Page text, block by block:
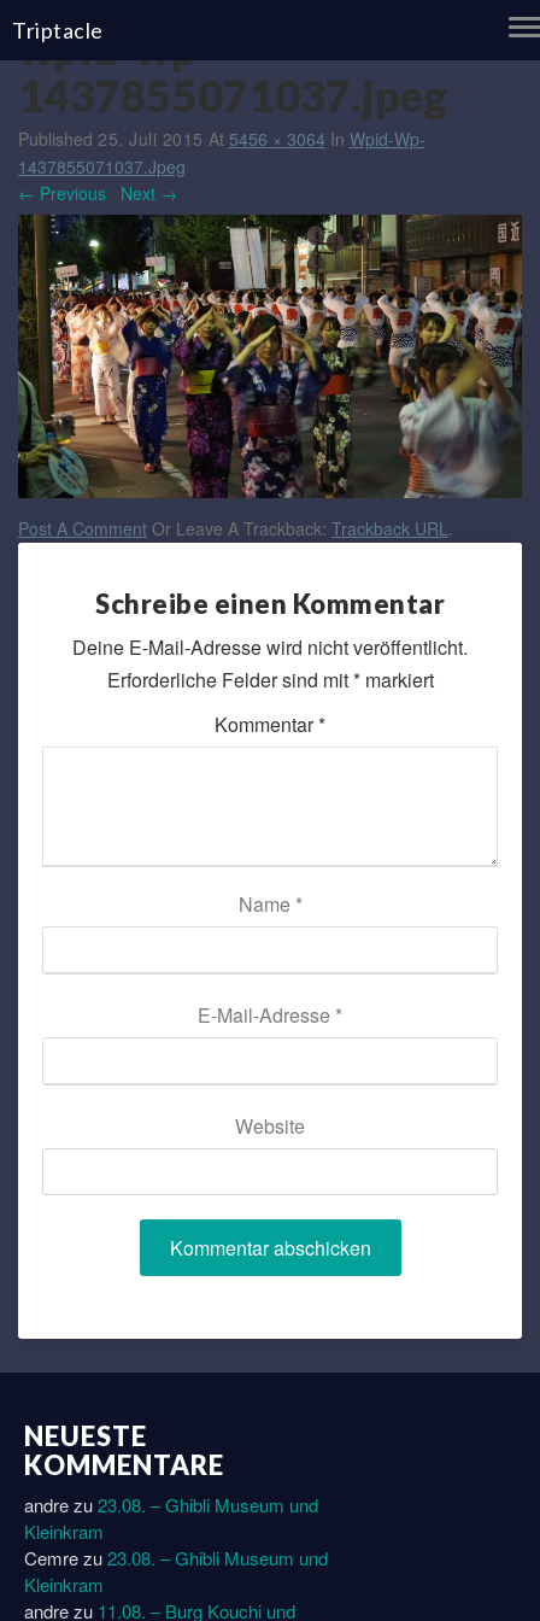
Triptacle
wpid-wp-
1437855071037.jpeg
Published 25. Juli 2015 At 5456 × 3064 In Wpid-Wp-
1437855071037.jpeg
← Previous
Next →
Post A Comment Or Leave A Trackback: Trackback URL
Schreibe einen Kommentar
Deine E-Mail-Adresse wird nicht veröffentlicht.
Erforderliche Felder sind mit*markiert
Kommentar*
Name *
E-Mail-Adresse *
Website
NEUESTE
KOMMENTARE
andrezu23.08. – Ghibli Museum und
Kleinkram
Cemrezu23.08. – Ghibli Museum und
Kleinkram
andrezu 11.08. – Burg Kouchi und